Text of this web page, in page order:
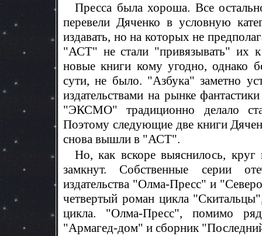
Пресса была хороша. Все
перевели Дяченко в условную
издавать, но на которых не
"АСТ" не стали "привязывать" их
новые книги кому угодно, однако
сути, не было. "Азбука" заметно
издательствами на рынке
"ЭКСМО" традиционно делало
Поэтому следующие две книги
снова вышли в "АСТ".
Но, как вскоре выяснилось,
замкнут. Собственные серии
издательства "Олма-Пресс" и
четвертый роман цикла
цикла. "Олма-Пресс", помимо
"Армагед-дом" и сборник